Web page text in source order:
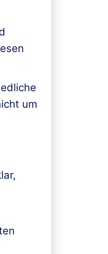
um